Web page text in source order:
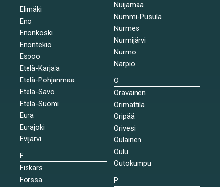
Elimäki
Eno
Enonkoski
Enontekiö
Espoo
Etelä-Karjala
Etelä-Pohjanmaa
Etelä-Savo
Etelä-Suomi
Eura
Eurajoki
Evijärvi
F
Fiskars
Forssa
Nuijamaa
Nummi-Pusula
Nurmes
Nurmijärvi
Nurmo
Närpiö
O
Oravainen
Orimattila
Oripää
Orivesi
Oulainen
Oulu
Outokumpu
P